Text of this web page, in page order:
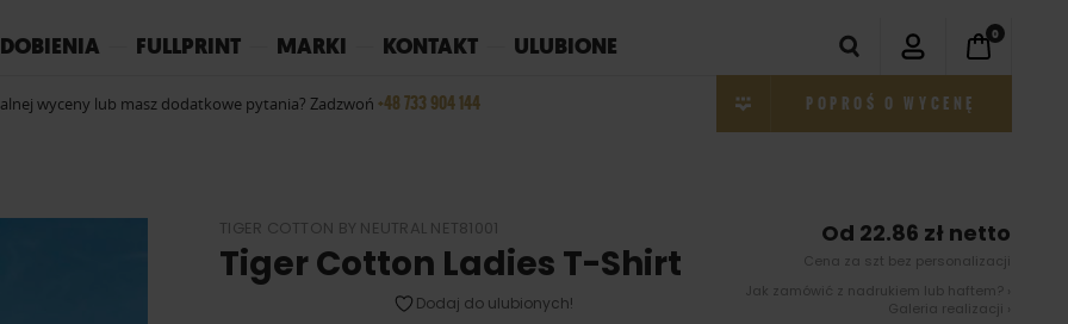
FULLPRINT MARKI KONTAKT ULUBIONE
wyceny lub masz dodatkowe pytania? Zadzwoń +48 733 904 144
0
POPROŚ O WYCENĘ
TIGER COTTON BY NEUTRAL NET81001
Tiger Cotton Ladies T-Shirt
Dodaj do ulubionych!
Od 22.86 zł netto
Cena za szt bez personalizacji
Jak zamówić z nadrukiem lub haftem? ›
Galeria realizacji ›